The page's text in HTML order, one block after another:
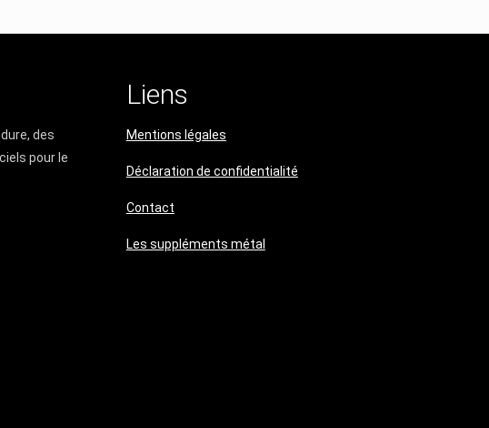
des
pour le
Liens
Mentions légales
Déclaration de confidentialité​​​​​​​
Contact
Les suppléments métal